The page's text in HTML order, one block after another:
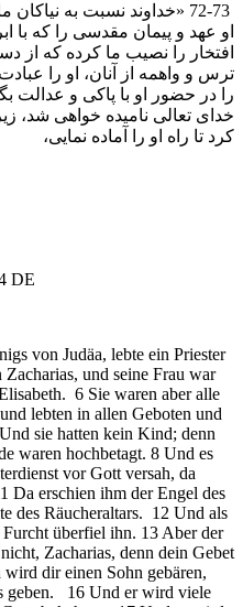
72-73 «خداوند نسبت به
افتخار را نصيب ما كرده كه از
خدای تعالی ناميده خواهی شد،
كرد تا راه او را آماده نمايی،
DE
von Judäa, lebte ein Priester
und seine Frau war
6 Sie waren aber alle
lebten in allen Geboten und
sie hatten kein Kind; denn
waren hochbetagt. 8 Und es
vor Gott versah, da
Da erschien ihm der Engel des
des Räucheraltars. 12 Und als
Furcht überfiel ihn. 13 Aber der
Zacharias, denn dein Gebet
dir einen Sohn gebären,
geben. 16 Und er wird viele